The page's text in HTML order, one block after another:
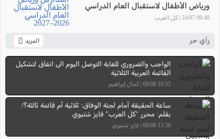
ورياض الأطفال لاستقبال العام الدراسي
2026–2027
09:48 24/07 | كل العرب
رأي حر المزيد
الواجب والضروري للغاية التوصل اليوم الى اتفاق لتشكيل
القائمة العربية الثلاثية
16:55 08/08 | كمال إبراهيم
ساعة الحقيقة أمام لجنة الوفاق: ثلاثية أم قائمة ثالثة؟/
بقلم: محرر "كل العرب" فايز شتيوي
13:38 08/08 | فايز شتيوي